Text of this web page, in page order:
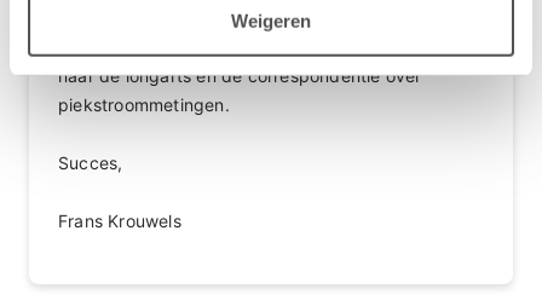
Weigeren
naar de longarts en de correspondentie over
piekstroommetingen.
Succes,
Frans Krouwels